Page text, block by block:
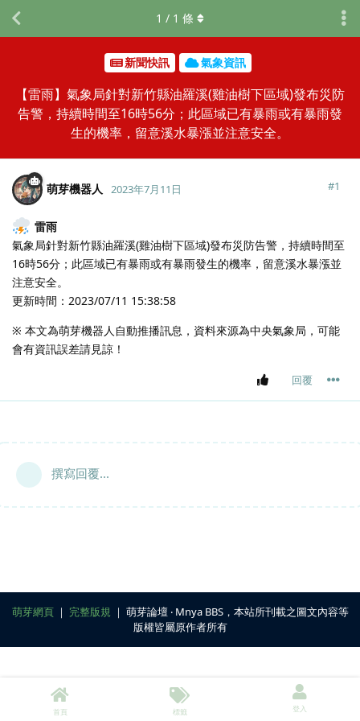
新聞快訊 氣象資訊
【雷雨】氣象局針對新竹縣油羅溪(雞油樹下區域)發布災防
告警，持續時間至16時56分；此區域已有暴雨或有暴雨發
生的機率，留意溪水暴漲並注意安全。
1 / 1 條
萌芽機器人 2023年7月11日 #1
雷雨
氣象局針對新竹縣油羅溪(雞油樹下區域)發布災防告警，持續時間至
16時56分；此區域已有暴雨或有暴雨發生的機率，留意溪水暴漲並
注意安全。
更新時間：2023/07/11 15:38:58
※ 本文為萌芽機器人自動推播訊息，資料來源為中央氣象局，可能
會有資訊誤差請見諒！
回覆
撰寫回覆...
萌芽網頁｜ 完整版規 ｜ 萌芽論壇 ‧ Mnya BBS，本站所刊載之圖文內容等
版權皆屬原作者所有
首頁 標籤 登入